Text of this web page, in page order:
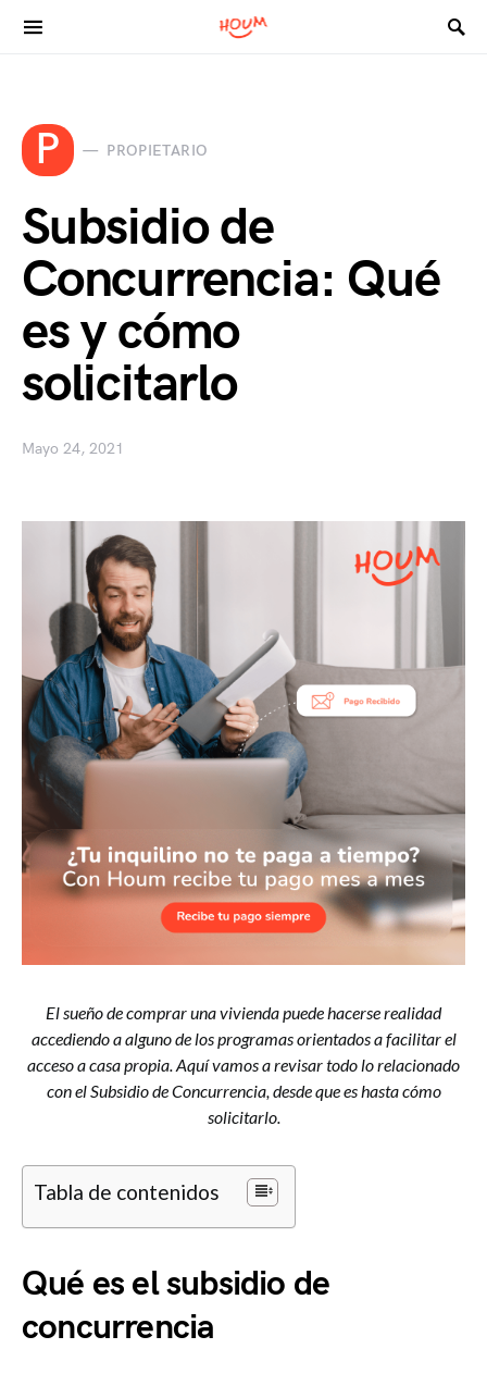
Search for:
P PROPIETARIO
Subsidio de
Concurrencia: Qué
es y cómo
solicitarlo
Mayo 24, 2021
El sueño de comprar una vivienda puede hacerse realidad
accediendo a alguno de los programas orientados a facilitar el
acceso a casa propia. Aquí vamos a revisar todo lo relacionado
con el Subsidio de Concurrencia, desde que es hasta cómo
solicitarlo.
Tabla de contenidos
Qué es el subsidio de
concurrencia